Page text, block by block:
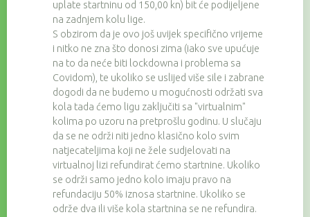
uplate startninu od 150,00 kn) bit će podijeljene
na zadnjem kolu lige.
S obzirom da je ovo još uvijek specifično vrijeme
i nitko ne zna što donosi zima (iako sve upućuje
na to da neće biti lockdowna i problema sa
Covidom), te ukoliko se uslijed više sile i zabrane
dogodi da ne budemo u mogućnosti održati sva
kola tada ćemo ligu zaključiti sa "virtualnim"
kolima po uzoru na pretprošlu godinu. U slučaju
da se ne održi niti jedno klasično kolo svim
natjecateljima koji ne žele sudjelovati na
virtualnoj lizi refundirat ćemo startnine. Ukoliko
se održi samo jedno kolo imaju pravo na
refundaciju 50% iznosa startnine. Ukoliko se
održe dva ili više kola startnina se ne refundira.